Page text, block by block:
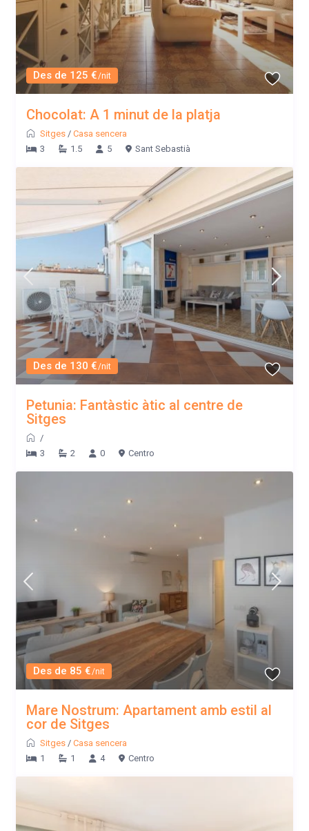
Des de 125 €/nit
Chocolat: A 1 minut de la platja
Sitges /Casa sencera
3
1.5 5 Sant Sebastià
Des de 130 €/nit
Petunia: Fantàstic àtic al centre de
Sitges
/
3
2 0 Centro
Des de 85 €/nit
Mare Nostrum: Apartament amb estil al
cor de Sitges
Sitges /Casa sencera
1
1 4 Centro